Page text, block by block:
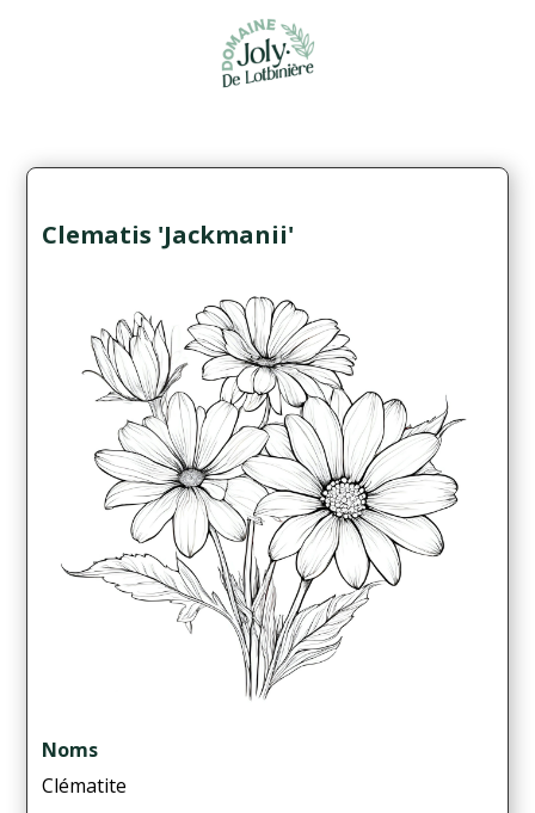
Clematis 'Jackmanii'
Noms
Clématite